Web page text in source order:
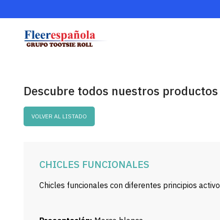
Descubre todos nuestros productos
VOLVER AL LISTADO
CHICLES FUNCIONALES
Chicles funcionales con diferentes principios